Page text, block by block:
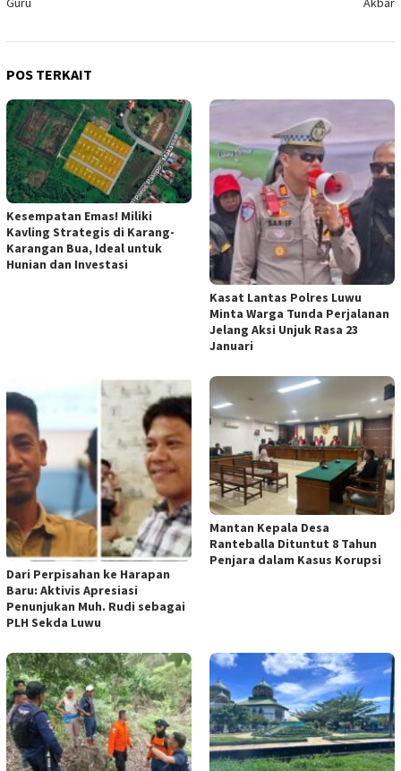
POS TERKAIT
Kesempatan Emas! Miliki
Kavling Strategis di Karang-
Karangan Bua, Ideal untuk
Hunian dan Investasi
Kasat Lantas Polres Luwu
Minta Warga Tunda Perjalanan
Jelang Aksi Unjuk Rasa 23
Januari
Dari Perpisahan ke Harapan
Baru: Aktivis Apresiasi
Penunjukan Muh. Rudi sebagai
PLH Sekda Luwu
Mantan Kepala Desa
Ranteballa Dituntut 8 Tahun
Penjara dalam Kasus Korupsi